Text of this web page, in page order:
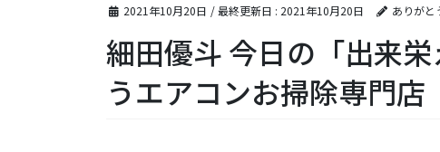
2021年10月20日 / 最終更新日 : 2021年10月20日 ありがと
細田優斗 今日の「出来
うエアコンお掃除専門店